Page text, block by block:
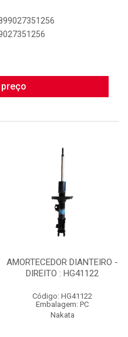
AMORTECEDOR DIANTEIRO -
DIREITO : HG41122
Código: HG41122
Embalagem: PC
Nakata